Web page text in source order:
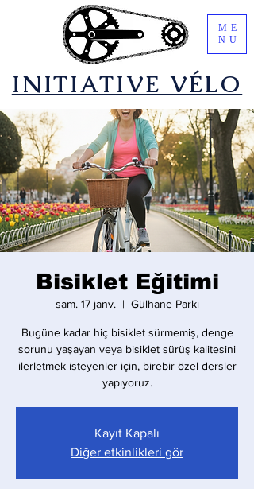
​INITIATIVE VÉLO
ME
NU
Bisiklet Eğitimi
sam. 17 janv.
  |
Gülhane Parkı
Bugüne kadar hiç bisiklet sürmemiş, denge
sorunu yaşayan veya bisiklet sürüş kalitesini
ilerletmek isteyenler için, birebir özel dersler
yapıyoruz.
Kayıt Kapalı
Diğer etkinlikleri gör